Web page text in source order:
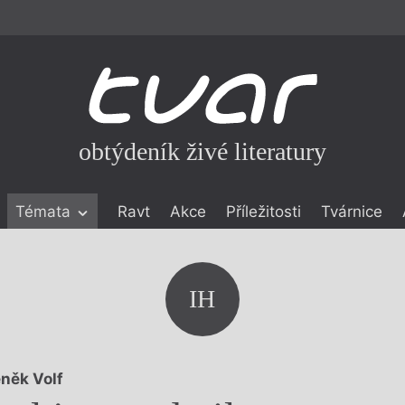
obtýdeník živé literatury
Témata Ravt Akce Příležitosti Tvárnice
IH
Volf